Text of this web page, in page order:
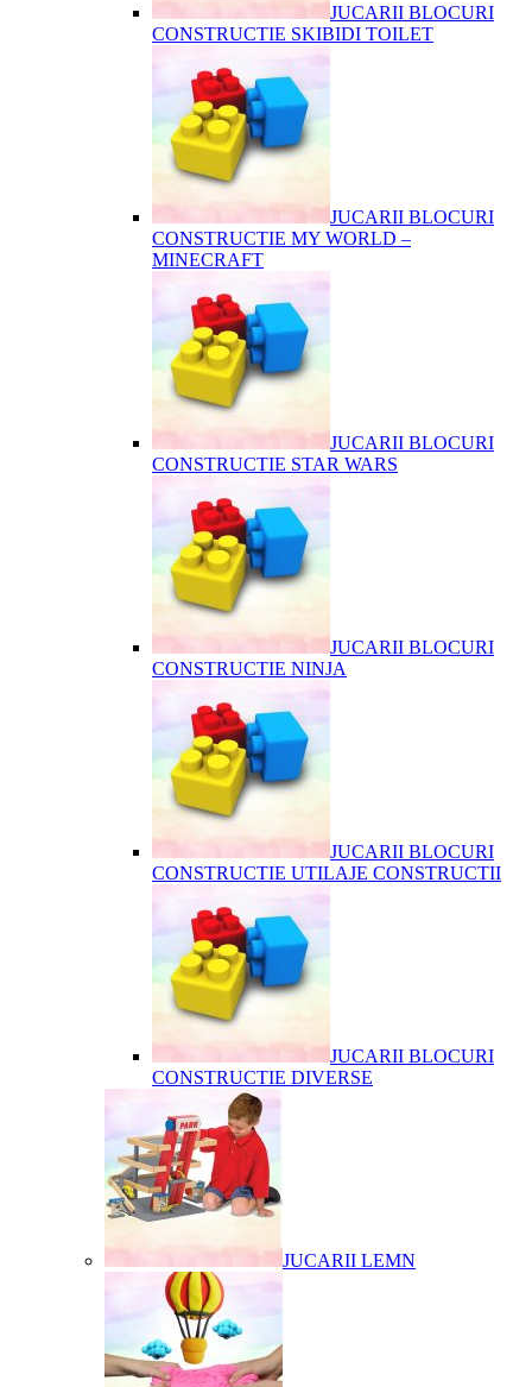
JUCARII BLOCURI
CONSTRUCTIE SKIBIDI TOILET
JUCARII BLOCURI
CONSTRUCTIE MY WORLD –
MINECRAFT
JUCARII BLOCURI
CONSTRUCTIE STAR WARS
JUCARII BLOCURI
CONSTRUCTIE NINJA
JUCARII BLOCURI
CONSTRUCTIE UTILAJE CONSTRUCTII
JUCARII BLOCURI
CONSTRUCTIE DIVERSE
JUCARII LEMN